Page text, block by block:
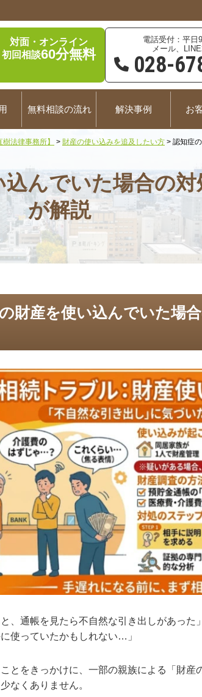
対面・オンライン
初回相談60分無料
平日
メール、
028-
無料相談の流れ 解決事例 お
法律事務所】 > 財産の使い込みを追及したい方 > 認知症
んでいた場合の
が解説
財産を使い込んでいた場
と、通帳を見たら不自然な引き出しがあっ
使っていたかもしれない…」
とをきっかけに、一部の親族による「財産
なくありません。